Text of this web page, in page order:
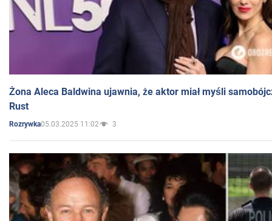
Żona Aleca Baldwina ujawnia, że aktor miał myśli
Rust
Rozrywka05.03.2025 11:02 3